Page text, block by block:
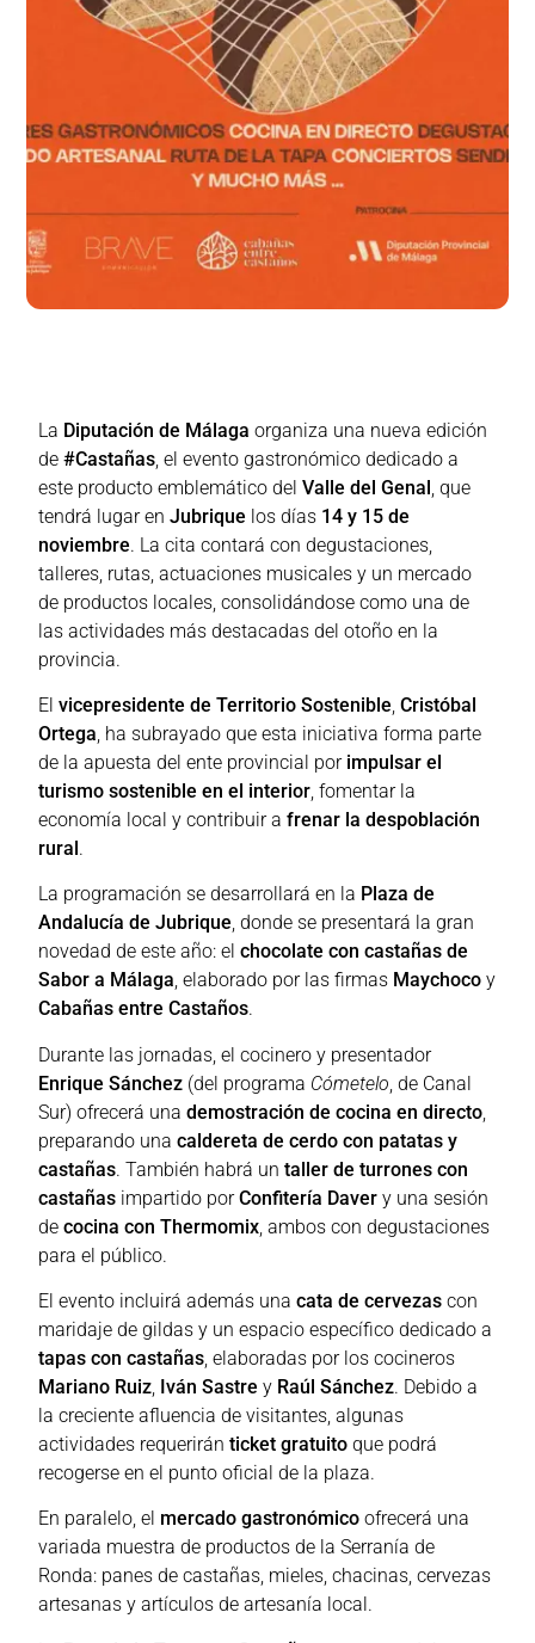
La Diputación de Málaga organiza una nueva edición
de#Castañas , el evento gastronómico dedicado a
este producto emblemático delValle del Genal , que
tendrá lugar enJubrique los días 14 y 15 de
noviembre. La cita contará con degustaciones,
talleres, rutas, actuaciones musicales y un mercado
de productos locales, consolidándose como una de
las actividades más destacadas del otoño en la
provincia.
Elvicepresidente de Territorio Sostenible,Cristóbal
Ortega, ha subrayado que esta iniciativa forma parte
de la apuesta del ente provincial por impulsar el
turismo sostenible en el interior, fomentar la
economía local y contribuir afrenar la despoblación
rural.
La programación se desarrollará en la Plaza de
Andalucía de Jubrique, donde se presentará la gran
novedad de este año: elchocolate con castañas de
Sabor a Málaga, elaborado por las firmas Maychoco y
Cabañas entre Castaños.
Durante las jornadas, el cocinero y presentador
Enrique Sánchez (del programa Cómetelo , de Canal
Sur) ofrecerá unademostración de cocina en directo
preparando unacaldereta de cerdo con patatas y
castañas. También habrá untaller de turrones con
castañas impartido porConfitería Daver y una sesión
decocina con Thermomix , ambos con degustaciones
para el público.
El evento incluirá además unacata de cervezas con
maridaje de gildas y un espacio específico dedicado a
tapas con castañas, elaboradas por los cocineros
Mariano Ruiz, Iván Sastre y Raúl Sánchez. Debido a
la creciente afluencia de visitantes, algunas
actividades requeriránticket gratuito que podrá
recogerse en el punto oficial de la plaza.
En paralelo, el mercado gastronómico ofrecerá una
variada muestra de productos de la Serranía de
Ronda: panes de castañas, mieles, chacinas, cervezas
artesanas y artículos de artesanía local.